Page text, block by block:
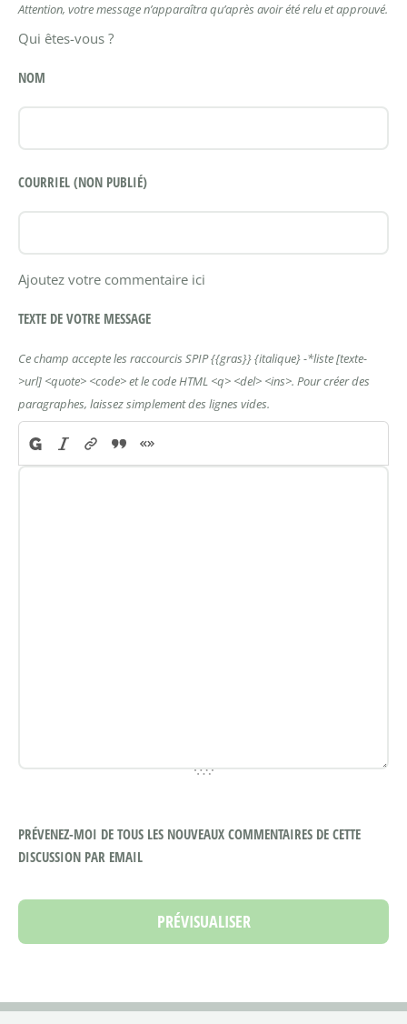
Attention, votre message n’apparaîtra qu’après avoir été relu et approuvé.
Qui êtes-vous ?
NOM
COURRIEL (NON PUBLIÉ)
Ajoutez votre commentaire ici
TEXTE DE VOTRE MESSAGE
Ce champ accepte les raccourcis SPIP{{gras}}{italique}-*liste[texte-
>url] <quote> <code>et le code HTML <q> <del> <ins>. Pour créer des
paragraphes, laissez simplement des lignes vides.
PRÉVENEZ-MOI DE TOUS LES NOUVEAUX COMMENTAIRES DE CETTE
DISCUSSION PAR EMAIL